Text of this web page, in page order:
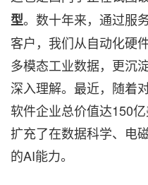
型。数十年来，通过服
客户，我们从自动化硬
多模态工业数据，更沉
深入理解。最近，随着
软件企业总价值达150
扩充了在数据科学、电
的AI能力。